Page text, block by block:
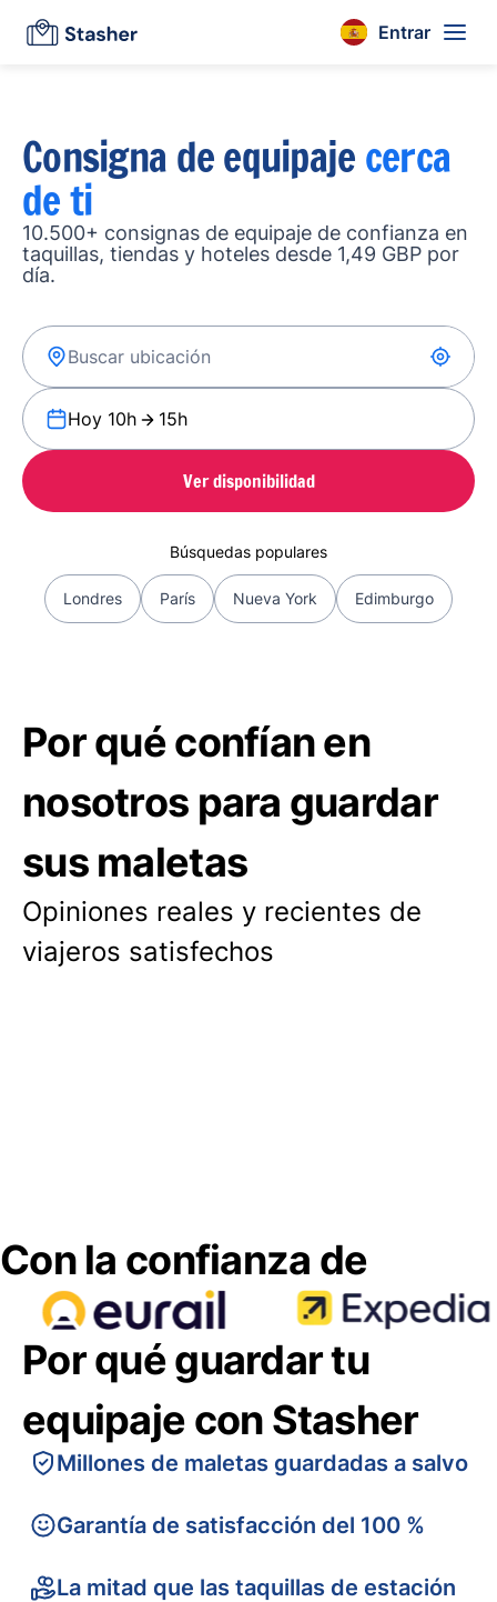
Entrar
Consigna de equipajecerca
de ti
10.500+ consignas de equipaje de confianza en
taquillas, tiendas y hoteles desde 1,49 GBP por
día.
Hoy 10h 15h
Ver disponibilidad
Búsquedas populares
Londres París Nueva York Edimburgo
Por qué confían en
nosotros para guardar
sus maletas
Opiniones reales y recientes de
viajeros satisfechos
Con la confianza de
Por qué guardar tu
equipaje con Stasher
Millones de maletas guardadas a salvo
Garantía de satisfacción del 100 %
La mitad que las taquillas de estación